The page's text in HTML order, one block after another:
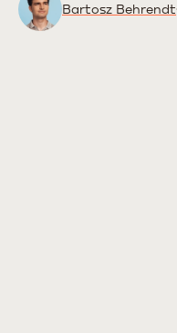
Bartosz Behrendt